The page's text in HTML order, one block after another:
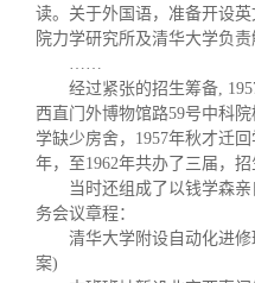
读。关于外国语，准备开设
院力学研究所及清华大学负责
……
经过紧张的招生筹备,
西直门外博物馆路59号中科
学缺少房舍，1957年秋才迁
年，至1962年共办了三届，招
当时还组成了以钱学森
务会议章程：
清华大学附设自动化进
案)